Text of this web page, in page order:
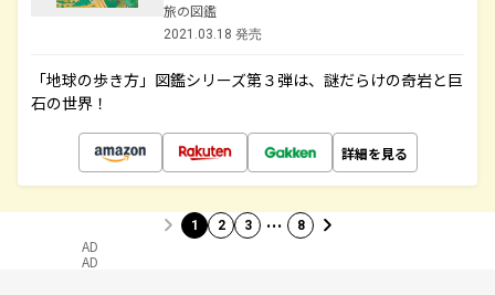
旅の図鑑
2021.03.18 発売
「地球の歩き方」図鑑シリーズ第３弾は、謎だらけの奇岩と巨
石の世界！
詳細を見る
1 2 3 … 8
AD
AD